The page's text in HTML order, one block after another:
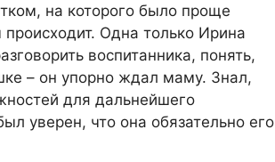
на которого было проще
происходит. Одна только Ирина
воспитанника, понять,
– он упорно ждал маму. Знал,
для дальнейшего
уверен, что она обязательно его